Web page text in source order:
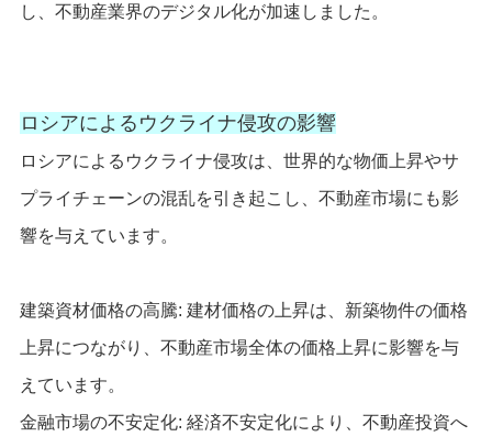
し、不動産業界のデジタル化が加速しました。
ロシアによるウクライナ侵攻の影響
ロシアによるウクライナ侵攻は、世界的な物価上昇やサ
プライチェーンの混乱を引き起こし、不動産市場にも影
響を与えています。
建築資材価格の高騰: 建材価格の上昇は、新築物件の価格
上昇につながり、不動産市場全体の価格上昇に影響を与
えています。
金融市場の不安定化: 経済不安定化により、不動産投資へ